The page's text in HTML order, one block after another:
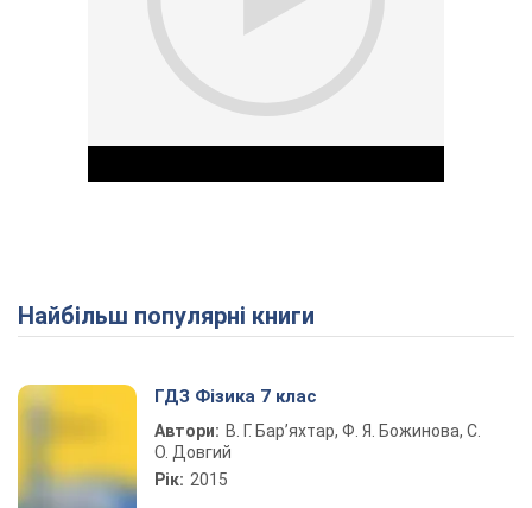
Play Video
Найбільш популярні книги
ГДЗ Фізика 7 клас
Автори: В. Г. Бар’яхтар, Ф. Я. Божинова, С.
О. Довгий
Рік: 2015